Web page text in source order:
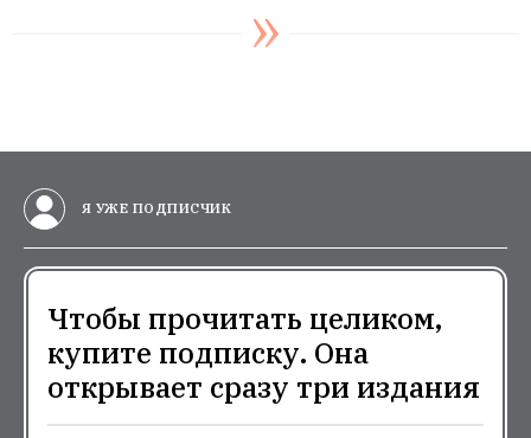
Я УЖЕ ПОДПИСЧИК
Чтобы прочитать целиком,
купите подписку. Она
открывает сразу три издания